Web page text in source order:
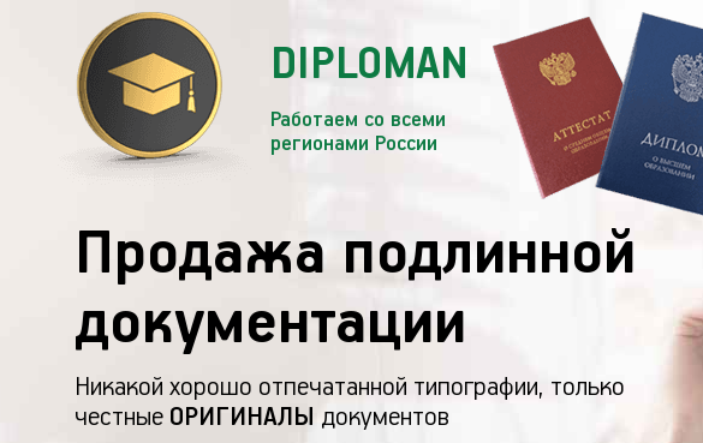
DIPLOMAN
Работаем со всеми
регионами России
Продажа подлинной
документации
Никакой хорошо отпечатанной типографии, только
честные ОРИГИНАЛЫ документов